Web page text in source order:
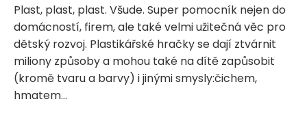
Plast, plast, plast. Všude. Super pomocník nejen do
domácností, firem, ale také velmi užitečná věc pro
dětský rozvoj. Plastikářské hračky se dají ztvárnit
miliony způsoby a mohou také na dítě zapůsobit
(kromě tvaru a barvy) i jinými smysly:čichem,
hmatem…